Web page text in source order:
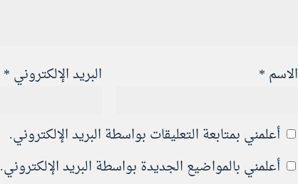
الاسم * البريد الإلكتروني *
أعلمني بمتابعة التعليقات بواسطة البريد الإلكتروني.
أعلمني بالمواضيع الجديدة بواسطة البريد الإلكتروني.